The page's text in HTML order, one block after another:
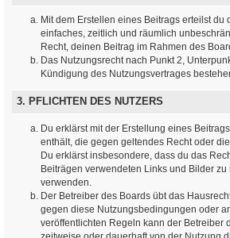
Mit dem Erstellen eines Beitrags erteilst du
einfaches, zeitlich und räumlich
Recht, deinen Beitrag im Rahmen des
Das Nutzungsrecht nach Punkt 2,
Kündigung des Nutzungsvertrages
3. PFLICHTEN DES NUTZERS
Du erklärst mit der Erstellung eines
enthält, die gegen geltendes Recht oder
Du erklärst insbesondere, dass du das
Beiträgen verwendeten Links und Bilder zu
verwenden.
Der Betreiber des Boards übt das
gegen diese Nutzungsbedingungen oder
veröffentlichten Regeln kann der Betreiber